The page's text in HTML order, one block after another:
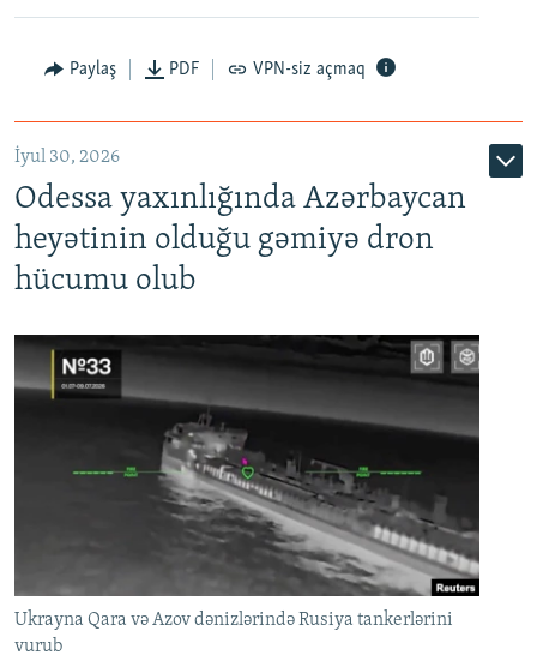
Paylaş PDF VPN-siz açmaq
İyul 30, 2026
Odessa yaxınlığında Azərbaycan
heyətinin olduğu gəmiyə dron
hücumu olub
Ukrayna Qara və Azov dənizlərində Rusiya tankerlərini
vurub